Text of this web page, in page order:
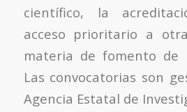
científico, la
acceso prioritario a
materia de fomento de
Las convocatorias son
Agencia Estatal de